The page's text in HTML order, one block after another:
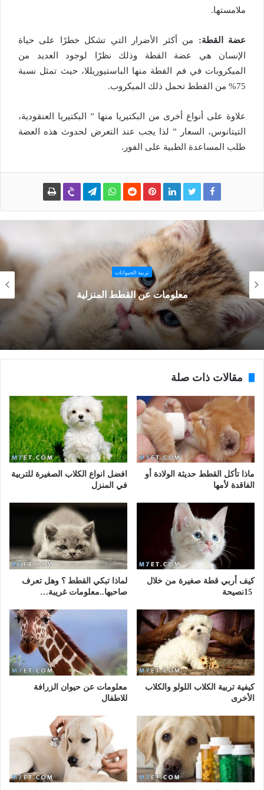
ملامستها.
عضة القطة: من أكثر الأضرار التي تشكل خطرًا على حياة
الإنسان هي عضة القطة وذلك نظرًا لوجود العديد من
الميكروبات في فم القطة منها الباستيوريللا، حيث تمثل نسبة
75% من القطط تحمل ذلك الميكروب.
علاوة على أنواع أخرى من البكتيريا منها ” البكتيريا العنقودية،
التيتانوس، السعار ” لذا يجب عند التعرض لحدوث هذه العضة
طلب المساعدة الطبية على الفور.
تربية الحيوانات
معلومات عن القطط المنزلية
مقالات ذات صلة
ماذا تأكل القطط حديثة الولادة أو
الفاقدة لأمها
افضل انواع الكلاب الصغيرة للتربية
في المنزل
كيف أربي قطة صغيرة من خلال
لماذا تبكي القطط ؟ وهل تعرف
صاحبها..معلومات غريبة…
كيفية تربية الكلاب اللولو والكلاب
الأخرى
معلومات عن حيوان الزرافة
للاطفال